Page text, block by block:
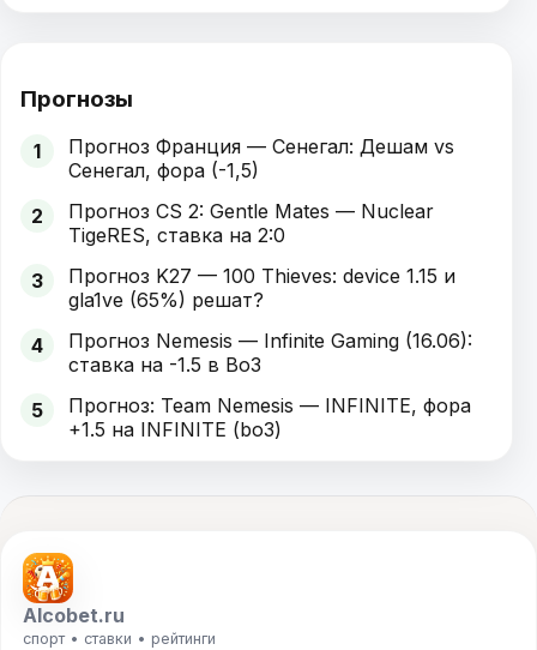
Прогнозы
1
Прогноз Франция — Сенегал: Дешам vs
Сенегал, фора (-1,5)
2
Прогноз CS 2: Gentle Mates — Nuclear
TigeRES, ставка на 2:0
3
Прогноз K27 — 100 Thieves: device 1.15 и
gla1ve (65%) решат?
4
Прогноз Nemesis — Infinite Gaming (16.06):
ставка на -1.5 в Bo3
5
Прогноз: Team Nemesis — INFINITE, фора
+1.5 на INFINITE (bo3)
Alcobet.ru
спорт • ставки • рейтинги